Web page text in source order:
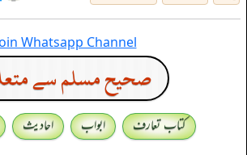
Whatsapp Channel
صحيح مسلم سے
کتاب تعارف ابواب احادیث